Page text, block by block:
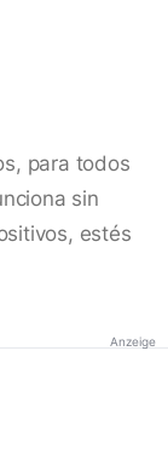
para todos
sin
estés
Anzeige